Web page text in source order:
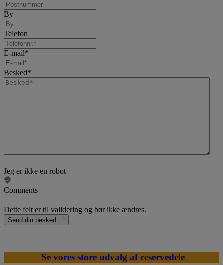
By
Telefon
E-mail*
Besked*
Jeg er ikke en robot
Comments
Dette felt er til validering og bør ikke ændres.
Send din besked
Se vores store udvalg af reservedele